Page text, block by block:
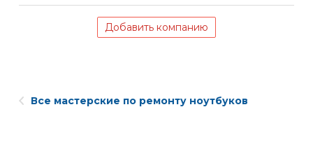
Добавить компанию
Все мастерские по ремонту ноутбуков